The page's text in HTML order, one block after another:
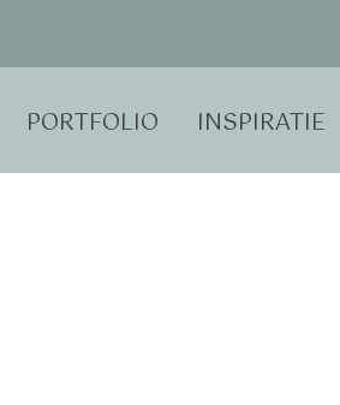
PORTFOLIO INSPIRATIE